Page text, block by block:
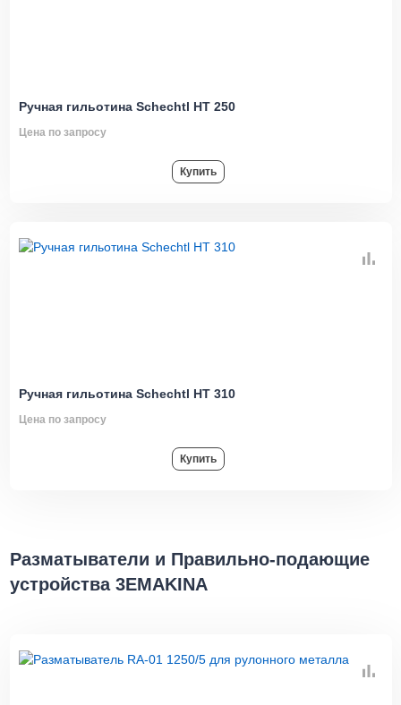
Ручная гильотина Schechtl HT 250
Цена по запросу
Купить
Ручная гильотина Schechtl HT 310
Цена по запросу
Купить
Разматыватели и Правильно-подающие
устройства 3EMAKINA